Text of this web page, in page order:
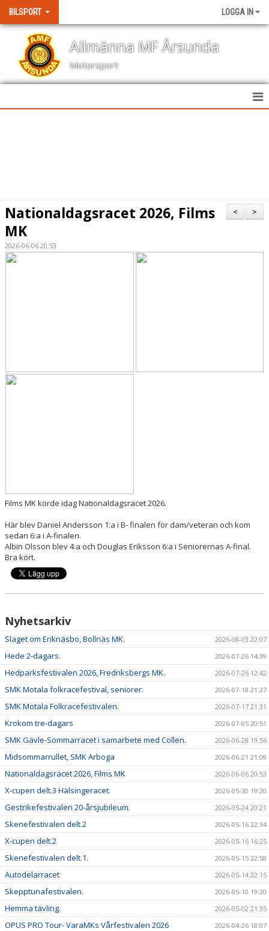
BILSPORT LOGGA IN
Allmänna MF Årsunda
Motorsport
KONTAKT
RESULTAT TÄVLINGAR
>
<
Nationaldagsracet 2026, Films
MK
2026-06-06 20:53
Films MK körde idag Nationaldagsracet 2026.
Här blev Daniel Andersson 1:a i B- finalen för dam/veteran och kom
sedan 6:a i A-finalen.
Albin Olsson blev 4:a och Douglas Eriksson 6:a i Seniorernas A-final.
Bra kört.
Nyhetsarkiv
Slaget om Eriknäsbo, Bollnäs MK. 2026-08-03 22:07
Hede 2-dagars. 2026-07-26 14:39
Hedparksfestivalen 2026, Fredriksbergs MK. 2026-07-26 12:42
SMK Motala folkracefestival, seniorer. 2026-07-18 21:27
SMK Motala Folkracefestivalen. 2026-07-17 21:31
Krokom tre-dagars 2026-07-05 20:51
SMK Gävle-Sommarracet i samarbete med Collen. 2026-06-28 19:56
Midsommarrullet, SMK Arboga 2026-06-21 21:09
Nationaldagsracet 2026, Films MK 2026-06-06 20:53
X-cupen delt.3 Hälsingeracet. 2026-05-30 19:20
Gestrikefestivalen 20-årsjubileum. 2026-05-24 20:21
Skenefestivalen delt.2 2026-05-16 22:34
X-cupen delt.2 2026-05-16 16:25
Skenefestivalen delt.1. 2026-05-15 22:58
Autodelarracet 2026-05-14 22:15
Skepptunafestivalen. 2026-05-10 19:20
Hemma tävling. 2026-05-02 21:35
OPUS PRO Tour- VaraMKs Vårfestivalen 2026 2026-04-26 18:07